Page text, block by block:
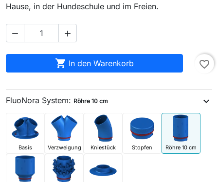
Hause, in der Hundeschule und im Freien.
 
 In den Warenkorb favorite_border
FluoNora System: Röhre 10 cm expand_more
Basis Verzweigung Kniestück Stopfen Röhre 10 cm